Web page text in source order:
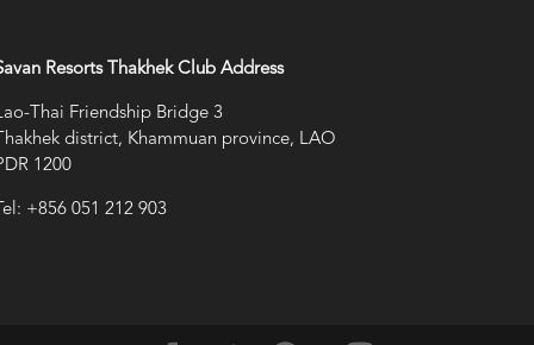
Resorts Thakhek Club Address
Thai Friendship Bridge 3
Thakhek district, Khammuan province, LAO
1200
Tel: +856 051 212 903